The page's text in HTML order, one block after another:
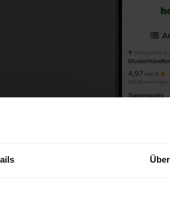
Peter im